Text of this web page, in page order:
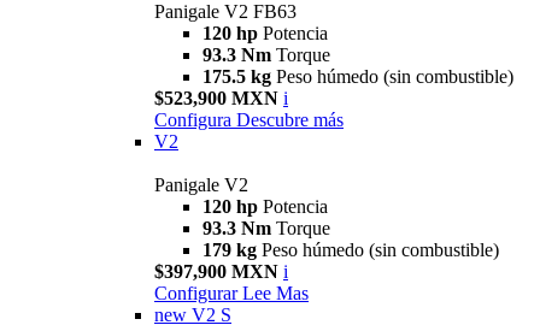
Panigale V2 FB63
120 hp Potencia
93.3 Nm Torque
175.5 kg Peso húmedo (sin combustible)
$523,900 MXN i
Configura Descubre más
V2
Panigale V2
120 hp Potencia
93.3 Nm Torque
179 kg Peso húmedo (sin combustible)
$397,900 MXN i
Configurar Lee Mas
new V2 S